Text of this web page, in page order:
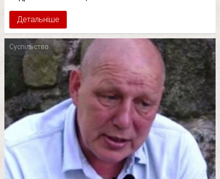
Детальніше
Суспільство